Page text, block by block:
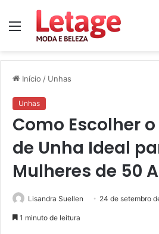
Menu
Início / Unhas
Unhas
Como Escolher
de Unha Ideal
Mulheres de 50
Lisandra Suellen 24 de setembro
1 minuto de leitura